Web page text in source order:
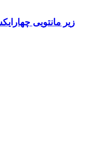
زیر مانتویی